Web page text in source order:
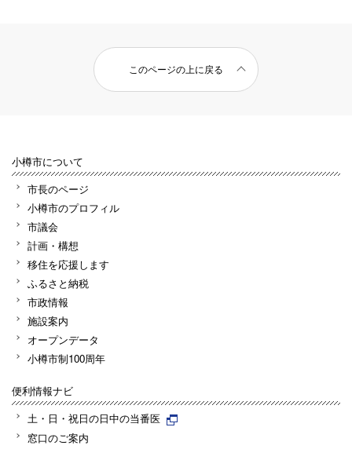
このページの上に戻る
小樽市について
市長のページ
小樽市のプロフィル
市議会
計画・構想
移住を応援します
ふるさと納税
市政情報
施設案内
オープンデータ
小樽市制100周年
便利情報ナビ
土・日・祝日の日中の当番医
窓口のご案内